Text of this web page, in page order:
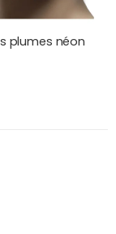
plumes néon